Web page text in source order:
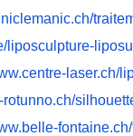
liposculpture-
laser.ch/
rotunno.ch/